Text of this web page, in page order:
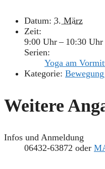
Datum: 3. März
Zeit:
9:00 Uhr – 10:30 Uhr
Serien:
Yoga am
Kategorie:
Weitere
Infos und Anmeldung
06432-63872 oder